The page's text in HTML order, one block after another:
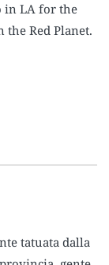
in LA for the
Red Planet.
tatuata dalla